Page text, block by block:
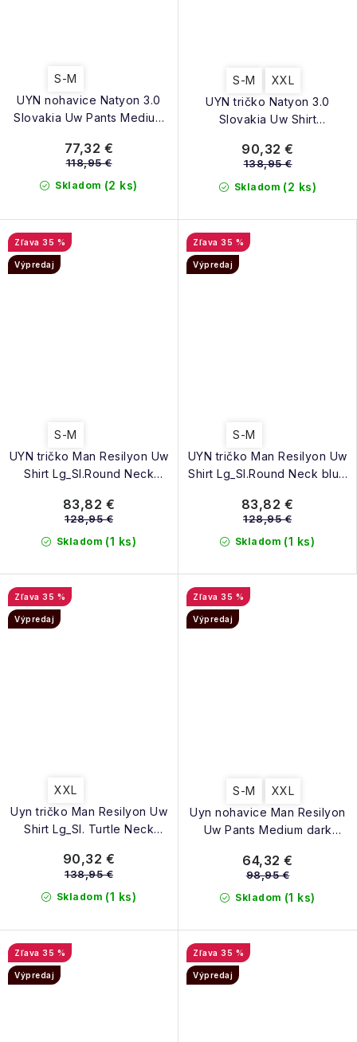
UYN nohavice Natyon 3.0
Slovakia Uw Pants Medium
S-M
Skladom (2 ks)
77,32 €
118,95 €
UYN tričko Natyon 3.0
Slovakia Uw Shirt
S-M XXL
Skladom (2 ks)
90,32 €
138,95 €
UYN tričko Man Resilyon Uw
Shirt Lg_Sl.Round Neck
35 %
Výpredaj
S-M
Skladom (1 ks)
83,82 €
128,95 €
UYN tričko Man Resilyon Uw
Shirt Lg_Sl.Round Neck blue
35 %
Výpredaj
S-M
Skladom (1 ks)
83,82 €
128,95 €
Uyn tričko Man Resilyon Uw
Shirt Lg_Sl. Turtle Neck
35 %
Výpredaj
XXL
Skladom (1 ks)
90,32 €
138,95 €
Uyn nohavice Man Resilyon
Uw Pants Medium dark
35 %
Výpredaj
S-M XXL
Skladom (1 ks)
64,32 €
98,95 €
35 %
Výpredaj
35 %
Výpredaj